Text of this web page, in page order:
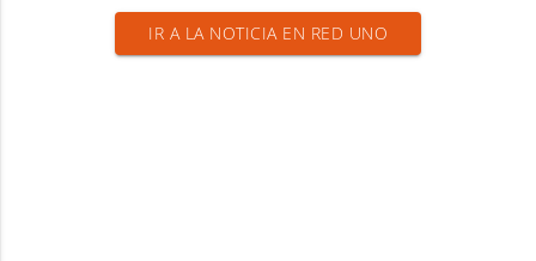
IR A LA NOTICIA EN RED UNO